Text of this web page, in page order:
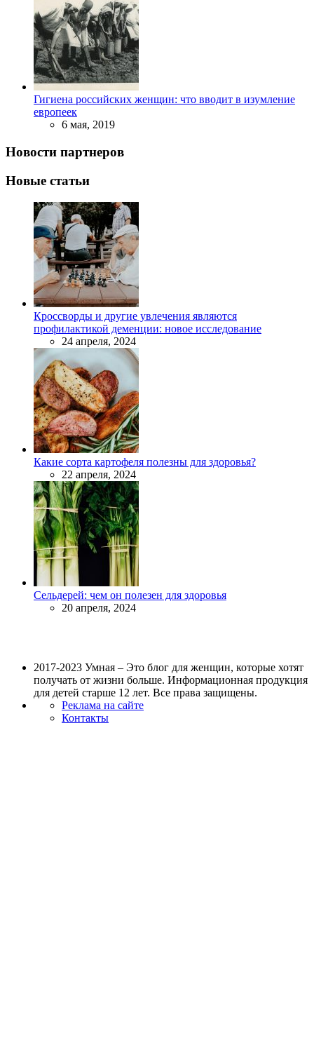
Гигиена российских женщин: что вводит в изумление
европеек
6 мая, 2019
Новости партнеров
Новые статьи
Кроссворды и другие увлечения являются
профилактикой деменции: новое исследование
24 апреля, 2024
Какие сорта картофеля полезны для здоровья?
22 апреля, 2024
Сельдерей: чем он полезен для здоровья
20 апреля, 2024
2017-2023 Умная – Это блог для женщин, которые хотят
получать от жизни больше. Информационная продукция
для детей старше 12 лет. Все права защищены.
Реклама на сайте
Контакты